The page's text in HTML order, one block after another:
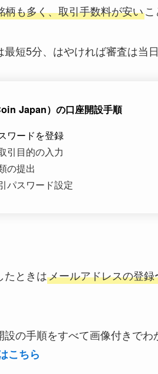
柄も多く、取引手数料が安いこ
短5分、 はやければ審査は当
Japan）の口座開設手順
ワードを登録
引目的の入力
の提出
パスワード設定
たときはメールアドレスの登
の手順をすべて画像付きでわ
こちら